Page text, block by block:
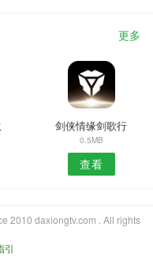
更多
剑侠情缘剑歌行
0.5MB
查看
2010 daxiongtv.com . All rights
引